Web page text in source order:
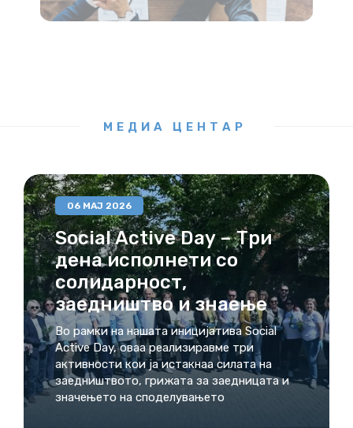
МЕДИА ЦЕНТАР
06 МАЈ 2026
Social Active Day – Три
дена исполнети со
солидарност,
заедништво и знаење
Во рамки на нашата иницијатива Social
Active Day, оваа реализиравме три
активности кои ја истакнаа силата на
заедништвото, грижата за заедницата и
значењето на споделувањето